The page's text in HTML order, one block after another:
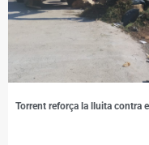
Torrent reforça la lluita contra